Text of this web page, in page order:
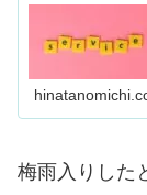
梅雨入りした